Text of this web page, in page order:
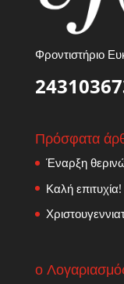
Φροντιστήριο
Πρόσφατα
Έναρξη
Καλή επιτυχία!
ο